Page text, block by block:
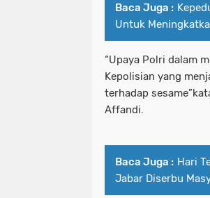
Baca Juga :
Untuk
“Upaya Polri dalam
Kepolisian yang
terhadap
Affandi.
Baca Juga : Hari
Jabar Diserbu